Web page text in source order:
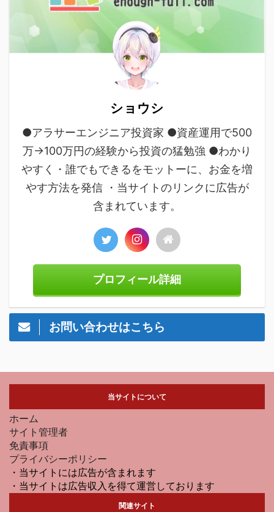
ショウシ
●アラサーエンジニア投資家 ●資産運用で500
万→100万円の経験から投資の猛勉強 ●わかり
やすく・誰でもできるをモットーに、お金を増
やす方法を発信 ・当サイトのリンクに広告が
含まれています。
プロフィール詳細
お問い合わせはこちら
当サイトについて
ホーム
サイト管理者
免責事項
プライバシーポリシー
・当サイトには広告が含まれます
・当サイトは広告収入を得て運営しております
関連サイト